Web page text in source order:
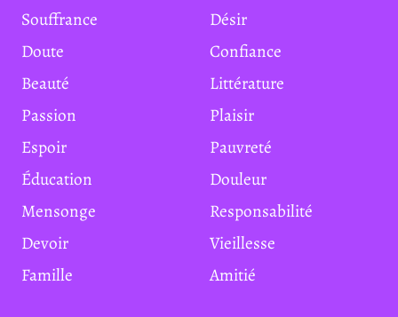
Souffrance
Désir
Doute
Confiance
Beauté
Littérature
Passion
Plaisir
Espoir
Pauvreté
Éducation
Douleur
Mensonge
Responsabilité
Devoir
Vieillesse
Famille
Amitié